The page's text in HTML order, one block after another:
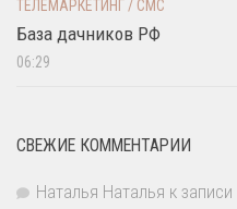
ТЕЛЕМАРКЕТИНГ / СМС
База дачников РФ
06:29
СВЕЖИЕ КОММЕНТАРИИ
Наталья Наталья к записи